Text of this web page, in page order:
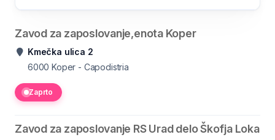
Zavod za zaposlovanje,enota Koper
Kmečka ulica 2
6000 Koper - Capodistria
Zaprto
Zavod za zaposlovanje RS Urad delo Škofja Loka